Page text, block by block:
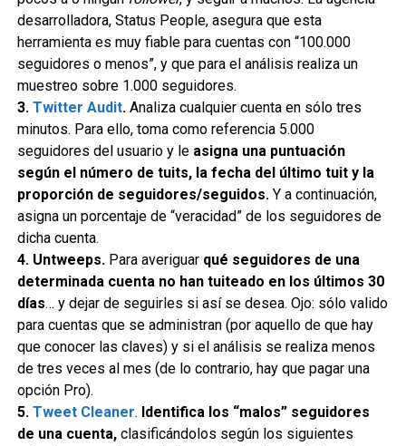
desarrolladora, Status People, asegura que esta
herramienta es muy fiable para cuentas con “100.000
seguidores o menos”, y que para el análisis realiza un
muestreo sobre 1.000 seguidores.
3. Twitter Audit. Analiza cualquier cuenta en sólo tres
minutos. Para ello, toma como referencia 5.000
seguidores del usuario y le asigna una puntuación
según el número de tuits, la fecha del último tuit y la
proporción de seguidores/seguidos.Y a continuación,
asigna un porcentaje de “veracidad” de los seguidores de
dicha cuenta.
4. Untweeps.Para averiguar qué seguidores de una
determinada cuenta no han tuiteado en los últimos 30
días… y dejar de seguirles si así se desea. Ojo: sólo valido
para cuentas que se administran (por aquello de que hay
que conocer las claves) y si el análisis se realiza menos
de tres veces al mes (de lo contrario, hay que pagar una
opción Pro).
5. Tweet Cleaner. Identifica los “malos” seguidores
de una cuenta, clasificándolos según los siguientes